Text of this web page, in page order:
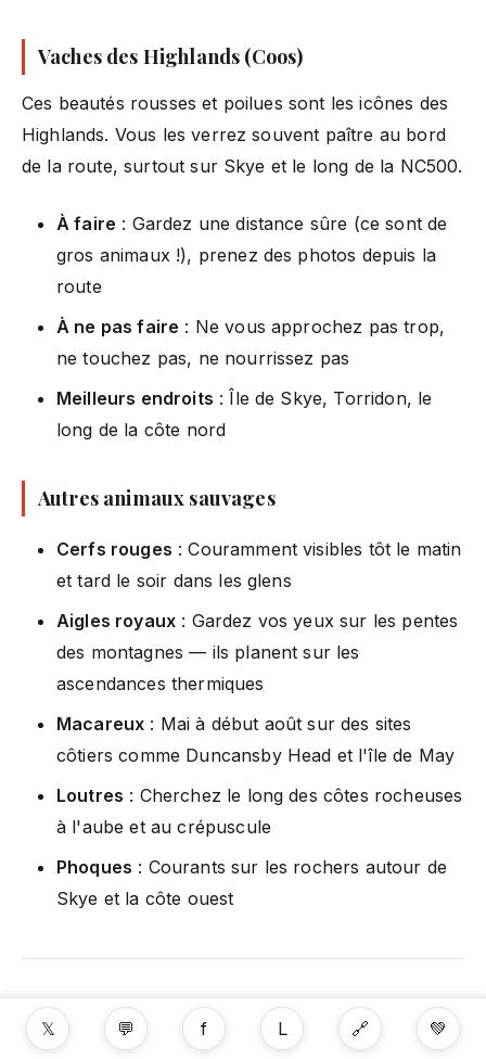
Vaches des Highlands (Coos)
Ces beautés rousses et poilues sont les icônes des
Highlands. Vous les verrez souvent paître au bord
de la route, surtout sur Skye et le long de la NC500.
À faire : Gardez une distance sûre (ce sont de
gros animaux !), prenez des photos depuis la
route
À ne pas faire : Ne vous approchez pas trop,
ne touchez pas, ne nourrissez pas
Meilleurs endroits : Île de Skye, Torridon, le
long de la côte nord
Autres animaux sauvages
Cerfs rouges : Couramment visibles tôt le matin
et tard le soir dans les glens
Aigles royaux : Gardez vos yeux sur les pentes
des montagnes — ils planent sur les
ascendances thermiques
Macareux : Mai à début août sur des sites
côtiers comme Duncansby Head et l'île de May
Loutres : Cherchez le long des côtes rocheuses
à l'aube et au crépuscule
Phoques : Courants sur les rochers autour de
Skye et la côte ouest
Distilleries de whisky incontournables
𝕏 💬 f L 🔗 💚